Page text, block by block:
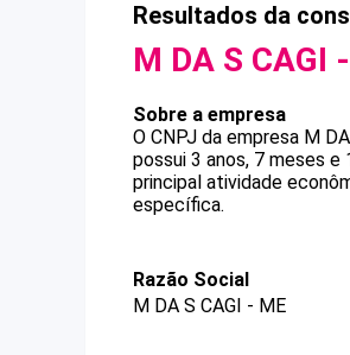
Resultados da
M DA S CAGI
Sobre a empresa
O CNPJ da empresa M
possui 3 anos, 7 meses
principal atividade
específica.
Razão Social
M DA S CAGI - ME